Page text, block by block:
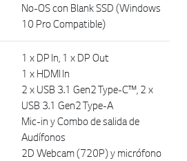
No-OS con Blank SSD (Windows
10 Pro Compatible)
1 x DP In, 1 x DP Out
1 x HDMI In
2 x USB 3.1 Gen2 Type-C™, 2 x
USB 3.1 Gen2 Type-A
Mic-in y Combo de salida de
Audífonos
2D Webcam (720P) y micrófono